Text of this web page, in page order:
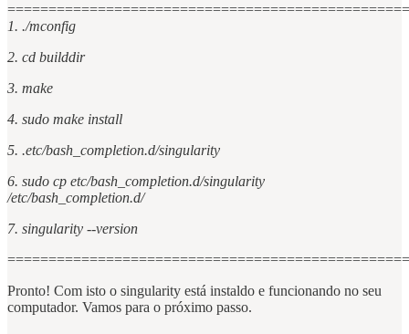
1. ./mconfig
2. cd builddir
3. make
4. sudo make install
5. .etc/bash_completion.d/singularity
6. sudo cp etc/bash_completion.d/singularity
/etc/bash_completion.d/
7. singularity --version
Pronto! Com isto o singularity está instaldo e funcionando no seu
computador. Vamos para o próximo passo.